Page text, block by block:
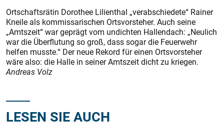
Ortschaftsrätin Dorothee Lilienthal „verabschiedete“ Rainer
Kneile als kommissarischen Ortsvorsteher. Auch seine
„Amtszeit“ war geprägt vom undichten Hallendach: „Neulich
war die Überflutung so groß, dass sogar die Feuerwehr
helfen musste.“ Der neue Rekord für einen Ortsvorsteher
wäre also: die Halle in seiner Amtszeit dicht zu kriegen.
Andreas Volz
LESEN SIE AUCH